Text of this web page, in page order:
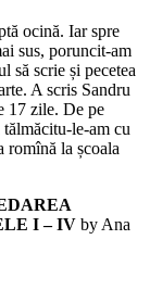
ocină. Iar spre
sus, poruncit-am
să scrie și pecetea
A scris Sandru
17 zile. De pe
le-am cu
romînă la școala
I – IV by Ana